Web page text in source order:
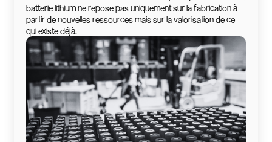
batterie lithium ne repose pas uniquement sur la fabrication à
partir de nouvelles ressources mais sur la valorisation de ce
qui existe déjà.